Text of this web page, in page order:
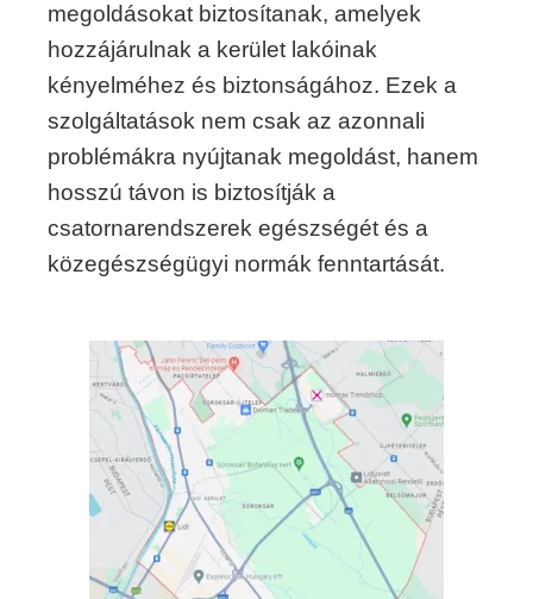
megoldásokat biztosítanak, amelyek
hozzájárulnak a kerület lakóinak
kényelméhez és biztonságához. Ezek a
szolgáltatások nem csak az azonnali
problémákra nyújtanak megoldást, hanem
hosszú távon is biztosítják a
csatornarendszerek egészségét és a
közegészségügyi normák fenntartását.